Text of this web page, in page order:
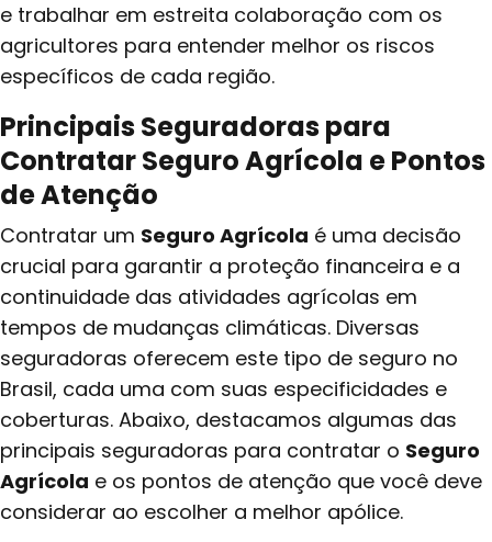
e trabalhar em estreita colaboração com os
agricultores para entender melhor os riscos
específicos de cada região.
Principais Seguradoras para
Contratar Seguro Agrícola e Pontos
de Atenção
Contratar um Seguro Agrícola é uma decisão
crucial para garantir a proteção financeira e a
continuidade das atividades agrícolas em
tempos de mudanças climáticas. Diversas
seguradoras oferecem este tipo de seguro no
Brasil, cada uma com suas especificidades e
coberturas. Abaixo, destacamos algumas das
principais seguradoras para contratar o Seguro
Agrícola e os pontos de atenção que você deve
considerar ao escolher a melhor apólice.